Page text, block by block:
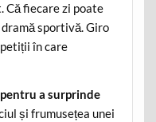
Că fiecare zi poate
dramă sportivă. Giro
în care
a surprinde
și frumusețea unei